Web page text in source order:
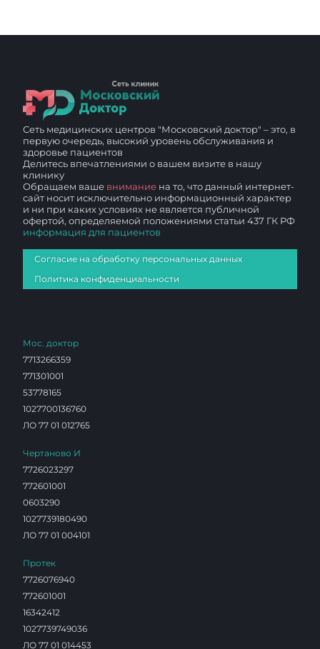
Сеть медицинских центров "Московский доктор" – это, в
первую очередь, высокий уровень обслуживания и
здоровье пациентов
Делитесь впечатлениями о вашем визите в нашу
клинику
Обращаем ваше внимание на то, что данный интернет-
сайт носит исключительно информационный характер
и ни при каких условиях не является публичной
офертой, определяемой положениями статьи 437 ГК РФ
информация для пациентов
Согласие на обработку персональных данных
Политика конфиденциальности
Мос. доктор
7713266359
771301001
53778165
1027700136760
ЛО 77 01 012765
Чертаново И
7726023297
772601001
0603290
1027739180490
ЛО 77 01 004101
Протек
7726076940
772601001
16342412
1027739749036
ЛО 77 01 014453